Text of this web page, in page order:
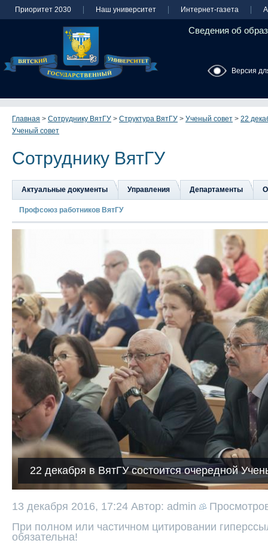
Приоритет 2030 Наш университет Интернет-газета
Сведения об
Версия
Главная > Сотруднику ВятГУ > Структура ВятГУ > Ученый совет > 22
Ученый совет
Сотруднику ВятГУ
Актуальные документы Управления Департаменты
Профсоюз работников ВятГУ
22 декабря в ВятГУ состоится очередной
13 декабря 2016, 17:24 Автор: admin
При полном или частичном цитировании
обязательна!